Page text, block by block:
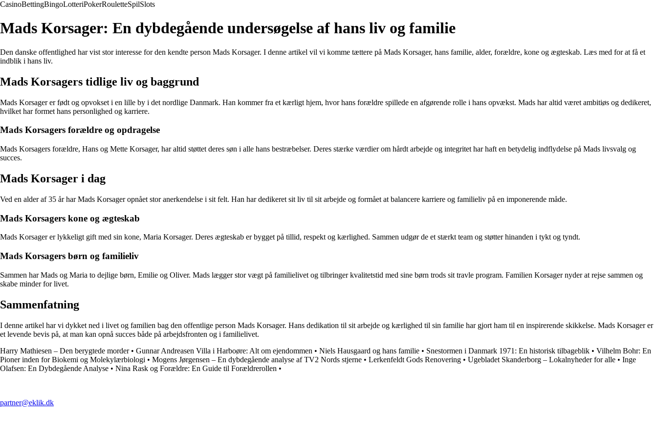
CasinoBettingBingoLotteriPokerRouletteSpilSlots
Mads Korsager: En dybdegående undersøgelse af hans liv og familie
Den danske offentlighed har vist stor interesse for den kendte person Mads Korsager. I denne artikel vil vi komme tættere på Mads Korsager, hans familie, alder, forældre, kone og ægteskab. Læs med for at få et
indblik i hans liv.
Mads Korsagers tidlige liv og baggrund
Mads Korsager er født og opvokset i en lille by i det nordlige Danmark. Han kommer fra et kærligt hjem, hvor hans forældre spillede en afgørende rolle i hans opvækst. Mads har altid været ambitiøs og dedikeret,
hvilket har formet hans personlighed og karriere.
Mads Korsagers forældre og opdragelse
Mads Korsagers forældre, Hans og Mette Korsager, har altid støttet deres søn i alle hans bestræbelser. Deres stærke værdier om hårdt arbejde og integritet har haft en betydelig indflydelse på Mads livsvalg og
succes.
Mads Korsager i dag
Ved en alder af 35 år har Mads Korsager opnået stor anerkendelse i sit felt. Han har dedikeret sit liv til sit arbejde og formået at balancere karriere og familieliv på en imponerende måde.
Mads Korsagers kone og ægteskab
Mads Korsager er lykkeligt gift med sin kone, Maria Korsager. Deres ægteskab er bygget på tillid, respekt og kærlighed. Sammen udgør de et stærkt team og støtter hinanden i tykt og tyndt.
Mads Korsagers børn og familieliv
Sammen har Mads og Maria to dejlige børn, Emilie og Oliver. Mads lægger stor vægt på familielivet og tilbringer kvalitetstid med sine børn trods sit travle program. Familien Korsager nyder at rejse sammen og
skabe minder for livet.
Sammenfatning
I denne artikel har vi dykket ned i livet og familien bag den offentlige person Mads Korsager. Hans dedikation til sit arbejde og kærlighed til sin familie har gjort ham til en inspirerende skikkelse. Mads Korsager er
et levende bevis på, at man kan opnå succes både på arbejdsfronten og i familielivet.
Harry Mathiesen – Den berygtede morder• Gunnar Andreasen Villa i Harboøre: Alt om ejendommen • Niels Hausgaard og hans familie • Snestormen i Danmark 1971: En historisk tilbageblik • Vilhelm Bohr: En
Pioner inden for Biokemi og Molekylærbiologi • Mogens Jørgensen – En dybdegående analyse af TV2 Nords stjerne • Lerkenfeldt Gods Renovering • Ugebladet Skanderborg – Lokalnyheder for alle • Inge
Olafsen: En Dybdegående Analyse • Nina Rask og Forældre: En Guide til Forældrerollen •
partner@eklik.dk